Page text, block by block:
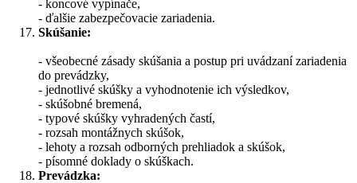
- koncové vypínače,
- ďalšie zabezpečovacie zariadenia.
Skúšanie:
- všeobecné zásady skúšania a postup pri uvádzaní zariadenia
do prevádzky,
- jednotlivé skúšky a vyhodnotenie ich výsledkov,
- skúšobné bremená,
- typové skúšky vyhradených častí,
- rozsah montážnych skúšok,
- lehoty a rozsah odborných prehliadok a skúšok,
- písomné doklady o skúškach.
Prevádzka: